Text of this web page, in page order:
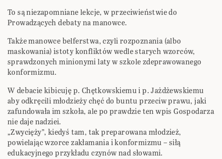
To są niezapomniane lekcje, w przeciwieństwie do
Prowadzących debaty na manowce.
Także manowce belferstwa, czyli rozpoznania (albo
maskowania) istoty konfliktów wedle starych wzorców,
sprawdzonych minionymi laty w szkole zdeprawowanego
konformizmu.
W debacie kibicuję p. Chętkowskiemu i p. Jażdżewskiemu
aby odkręcili młodzieży chęć do buntu przeciw prawu, jaki
zafundowała im szkoła, ale po prawdzie ten wpis Gospodarza
nie daje nadziei.
„Zwycięży”, kiedyś tam, tak preparowana młodzież,
powielając wzorce zakłamania i konformizmu – siłą
edukacyjnego przykładu czynów nad słowami.